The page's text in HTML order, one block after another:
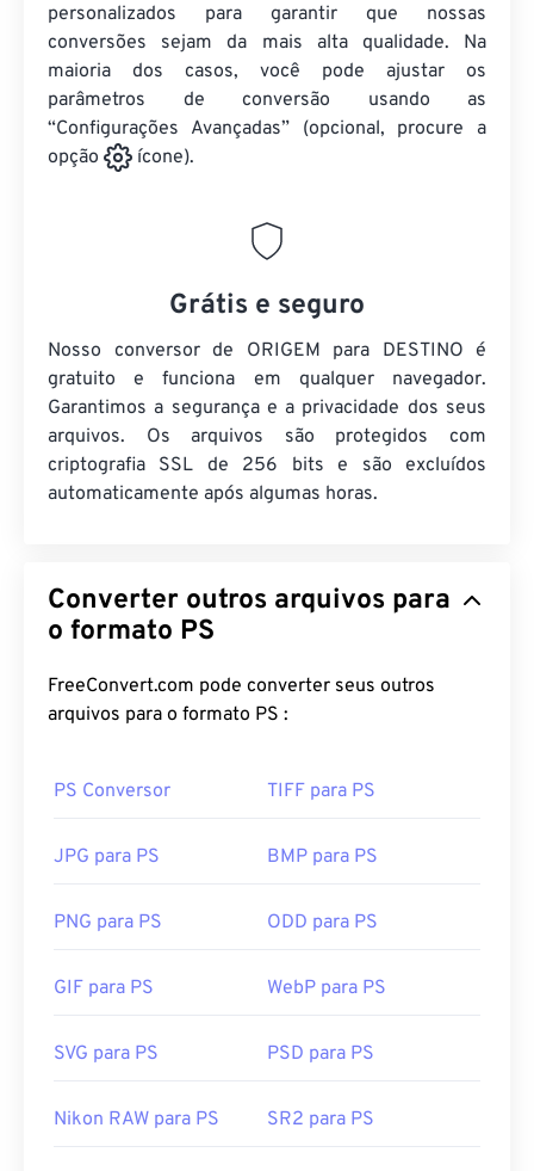
personalizados para garantir que nossas
conversões sejam da mais alta qualidade. Na
maioria dos casos, você pode ajustar os
parâmetros de conversão usando as
“Configurações Avançadas” (opcional, procure a
opção
ícone).
Grátis e seguro
Nosso conversor de ORIGEM para DESTINO é
gratuito e funciona em qualquer navegador.
Garantimos a segurança e a privacidade dos seus
arquivos. Os arquivos são protegidos com
criptografia SSL de 256 bits e são excluídos
automaticamente após algumas horas.
Converter outros arquivos para
o formato PS
FreeConvert.com pode converter seus outros
arquivos para o formato PS :
PS Conversor TIFF para PS
JPG para PS BMP para PS
PNG para PS ODD para PS
GIF para PS WebP para PS
SVG para PS PSD para PS
Nikon RAW para PS SR2 para PS